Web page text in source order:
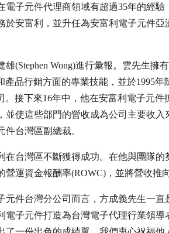
子元件代理商領域有超過35年的經驗
安富利，並升任為安富利電子元件亞
(Stephen Wong)進行彙報。雲先生擁
品行銷方面的專業技能，並於1995年
。接下來16年中，他在安富利電子元件
使這些部門的營收成為公司主要收入
台灣區副總裁。
台灣區不斷獲得成功。在他與團隊的
運資金報酬率(ROWC)，並將營收推向
件台灣分公司而言，方成義先生一直
子元件打造為台灣電子代理行業領導